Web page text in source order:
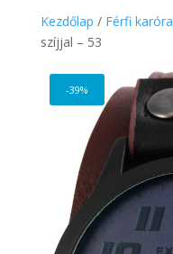
Kezdőlap / Férfi karóra
szíjjal – 53
-39%